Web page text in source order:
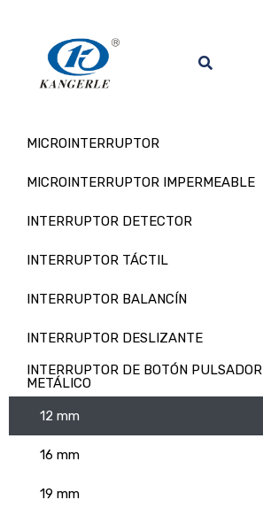
MICROINTERRUPTOR
MICROINTERRUPTOR IMPERMEABLE
INTERRUPTOR DETECTOR
INTERRUPTOR TÁCTIL
INTERRUPTOR BALANCÍN
INTERRUPTOR DESLIZANTE
INTERRUPTOR DE BOTÓN PULSADOR
METÁLICO
12 mm
16 mm
19 mm